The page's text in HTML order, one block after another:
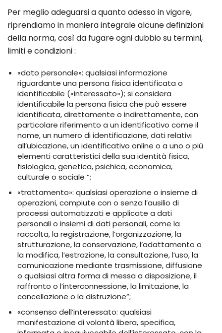
Per meglio adeguarsi a quanto adesso in vigore,
riprendiamo in maniera integrale alcune definizioni
della norma, così da fugare ogni dubbio su termini,
limiti e condizioni :
«dato personale»: qualsiasi informazione
riguardante una persona fisica identificata o
identificabile («interessato»); si considera
identificabile la persona fisica che può essere
identificata, direttamente o indirettamente, con
particolare riferimento a un identificativo come il
nome, un numero di identificazione, dati relativi
all’ubicazione, un identificativo online o a uno o più
elementi caratteristici della sua identità fisica,
fisiologica, genetica, psichica, economica,
culturale o sociale “;
«trattamento»: qualsiasi operazione o insieme di
operazioni, compiute con o senza l’ausilio di
processi automatizzati e applicate a dati
personali o insiemi di dati personali, come la
raccolta, la registrazione, l’organizzazione, la
strutturazione, la conservazione, l’adattamento o
la modifica, l’estrazione, la consultazione, l’uso, la
comunicazione mediante trasmissione, diffusione
o qualsiasi altra forma di messa a disposizione, il
raffronto o l’interconnessione, la limitazione, la
cancellazione o la distruzione”;
«consenso dell’interessato: qualsiasi
manifestazione di volontà libera, specifica,